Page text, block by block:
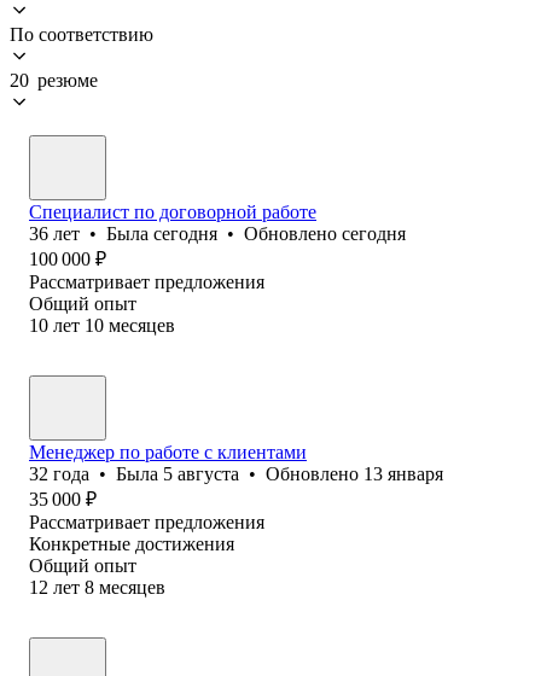
По соответствию
20 резюме
Специалист по договорной работе
36 лет • Была сегодня • Обновлено сегодня
100 000 ₽
Рассматривает предложения
Общий опыт
10 лет 10 месяцев
Менеджер по работе с клиентами
32 года • Была 5 августа • Обновлено 13 января
35 000 ₽
Рассматривает предложения
Конкретные достижения
Общий опыт
12 лет 8 месяцев